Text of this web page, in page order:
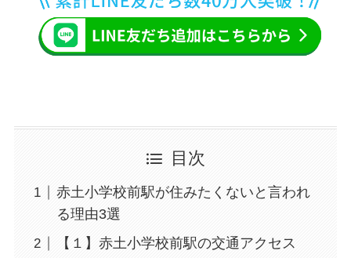
目次
赤土小学校前駅が住みたくないと言われ
る理由3選
【１】赤土小学校前駅の交通アクセス